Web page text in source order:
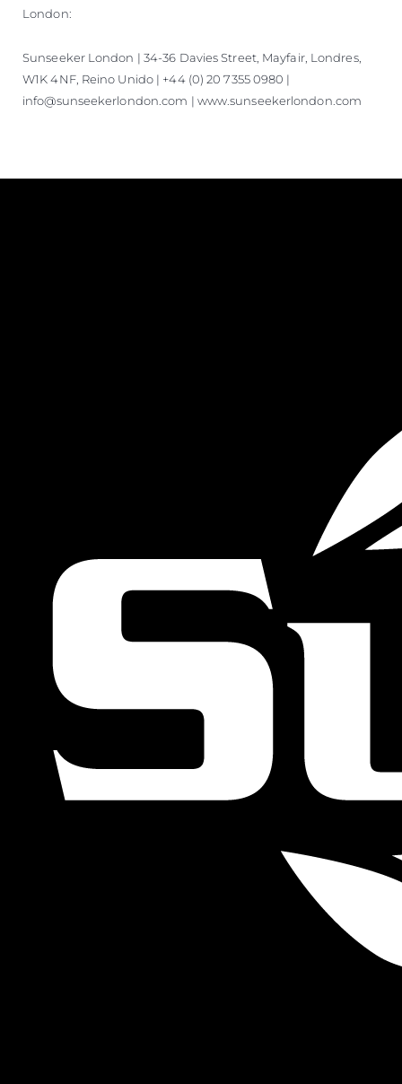
London:
Sunseeker London | 34-36 Davies Street, Mayfair, Londres,
W1K 4NF, Reino Unido | +44 (0) 20 7355 0980 |
info@sunseekerlondon.com | www.sunseekerlondon.com